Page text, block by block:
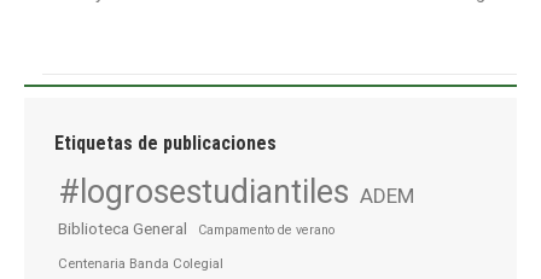
Etiquetas de publicaciones
#logrosestudiantiles ADEM
Biblioteca General Campamento de verano
Centenaria Banda Colegial